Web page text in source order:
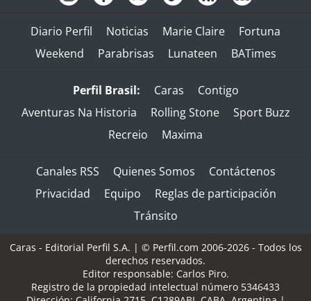
Diario Perfil Noticias Marie Claire
Fortuna
Weekend
Parabrisas Lunateen BATimes
Perfil Brasil: Caras
Contigo
Aventuras Na Historia
Rolling Stone
Sport Buzz
Recreio
Maxima
Canales RSS Quienes Somos
Contáctenos
Privacidad
Equipo
Reglas de participación
Tránsito
Caras - Editorial Perfil S.A. | © Perfil.com 2006-2026 - Todos los
derechos reservados.
Editor responsable: Carlos Piro.
Registro de la propiedad intelectual número 5346433